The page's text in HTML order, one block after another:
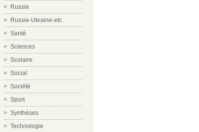
Russie
Russie-Ukraine-etc
Santé
Sciences
Scolaire
Social
Société
Sport
Synthèses
Technologie